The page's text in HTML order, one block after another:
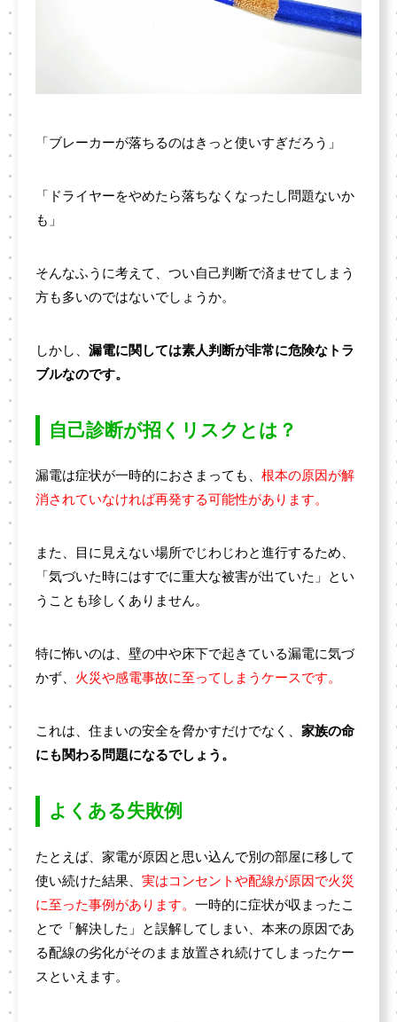
「ブレーカーが落ちるのはきっと使いすぎだろう」
「ドライヤーをやめたら落ちなくなったし問題ないか
も」
そんなふうに考えて、つい自己判断で済ませてしまう
方も多いのではないでしょうか。
しかし、 漏電に関しては素人判断が非常に危険なトラ
ブルなのです。
自己診断が招くリスクとは？
漏電は症状が一時的におさまっても、 根本の原因が解
消されていなければ再発する可能性があります。
また、目に見えない場所でじわじわと進行するため、
「気づいた時にはすでに重大な被害が出ていた」とい
うことも珍しくありません。
特に怖いのは、壁の中や床下で起きている漏電に気づ
かず、 火災や感電事故に至ってしまうケースです。
これは、住まいの安全を脅かすだけでなく、 家族の命
にも関わる問題になるでしょう。
よくある失敗例
たとえば、家電が原因と思い込んで別の部屋に移して
使い続けた結果、 実はコンセントや配線が原因で火災
に至った事例があります。 一時的に症状が収まったこ
とで「解決した」と誤解してしまい、本来の原因であ
る配線の劣化がそのまま放置され続けてしまったケー
スといえます。